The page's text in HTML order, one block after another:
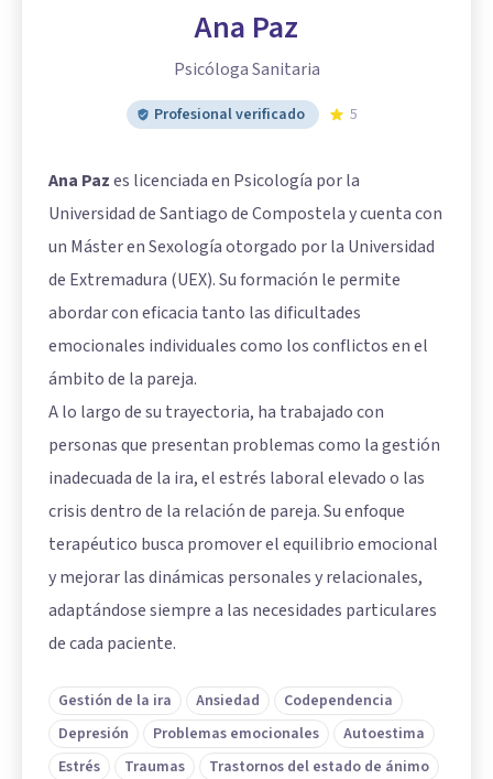
Ana Paz
Psicóloga Sanitaria
Profesional verificado 5
Ana Pazes licenciada en Psicología por la
Universidad de Santiago de Compostela y cuenta con
un Máster en Sexología otorgado por la Universidad
de Extremadura (UEX). Su formación le permite
abordar con eficacia tanto las dificultades
emocionales individuales como los conflictos en el
ámbito de la pareja.
A lo largo de su trayectoria, ha trabajado con
personas que presentan problemas como la gestión
inadecuada de la ira, el estrés laboral elevado o las
crisis dentro de la relación de pareja. Su enfoque
terapéutico busca promover el equilibrio emocional
y mejorar las dinámicas personales y relacionales,
adaptándose siempre a las necesidades particulares
de cada paciente.
Gestión de la ira Ansiedad
Codependencia
Depresión
Problemas emocionales
Autoestima
Estrés
Traumas
Trastornos del estado de ánimo